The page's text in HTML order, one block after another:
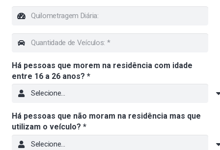
Há pessoas que morem na residência com idade
entre 16 a 26 anos? *
Há pessoas que não moram na residência mas que
utilizam o veículo? *